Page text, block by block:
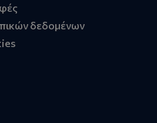
δεδομένων